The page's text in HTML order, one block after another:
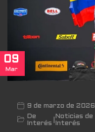
09
Mar
9 de marzo de 2026
De
Interés
Noticias de
Interés